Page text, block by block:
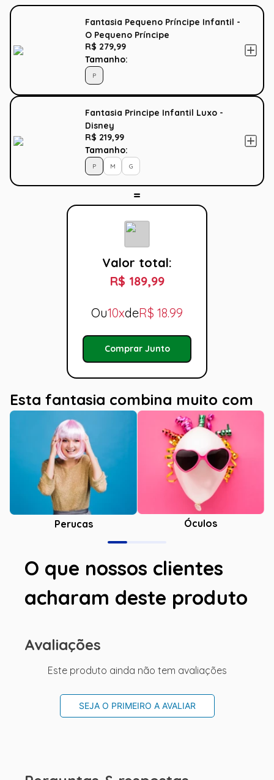
Fantasia Pequeno Príncipe Infantil -
O Pequeno Príncipe
R$ 279,99
Tamanho:
P
Fantasia Principe Infantil Luxo -
Disney
R$ 219,99
Tamanho:
P M G
Valor total:
R$ 189,99
Ou10xdeR$ 18.99
Comprar Junto
Esta fantasia combina muito com
Perucas Óculos
O que nossos clientes
acharam deste produto
Avaliações
Este produto ainda não tem avaliações
SEJA O PRIMEIRO A AVALIAR